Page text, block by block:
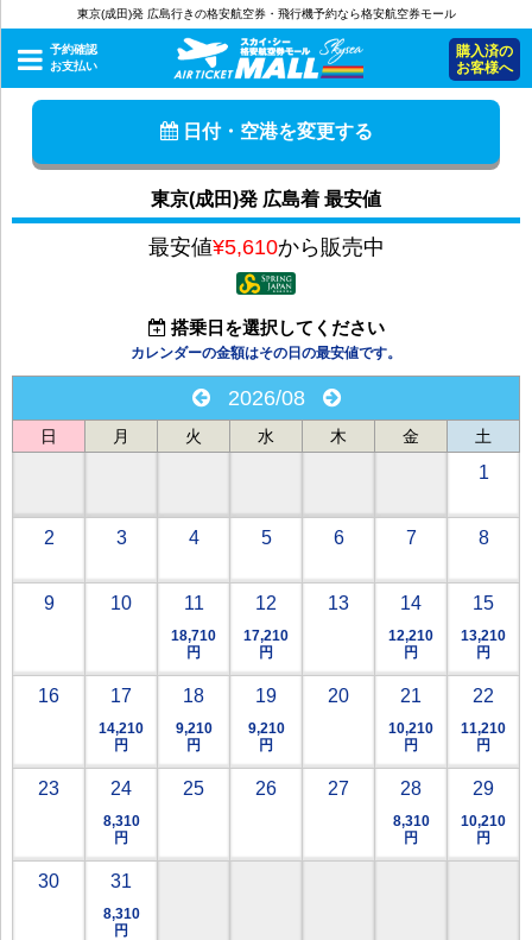
東京(成田)発 広島行きの格安航空券・飛行機予約なら格安航空券モール
予約確認
お支払い
購入済の
お客様へ
日付・空港を変更する
東京(成田)発 広島着 最安値
最安値¥5,610から販売中
搭乗日を選択してください
カレンダーの金額はその日の最安値です。
2026/08
日 月 火 水 木 金 土
1
2 3 4 5 6 7 8
9 10 11
18,710
円
12
17,210
円
13 14
12,210
円
15
13,210
円
16 17
14,210
円
18
9,210
円
19
9,210
円
20 21
10,210
円
22
11,210
円
23 24
8,310
円
25 26 27 28
8,310
円
29
10,210
円
30 31
8,310
円